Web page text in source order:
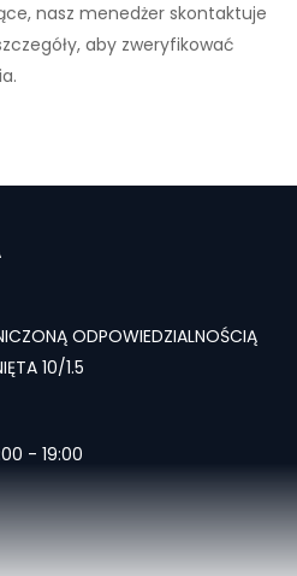
nasz menedżer skontaktuje
aby zweryfikować
ODPOWIEDZIALNOŚCIĄ
10/1.5
- 19:00